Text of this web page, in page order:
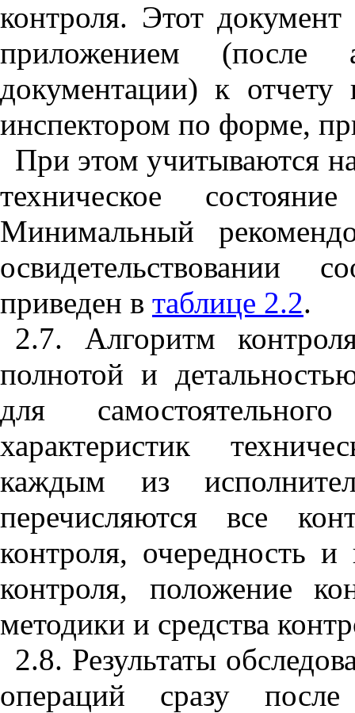
контроля. Этот
приложением (после
документации) к отчету
инспектором по форме,
При этом учитываются
техническое
Минимальный
освидетельствовании
приведен в таблице 2.2.
2.7. Алгоритм
полнотой и
для
характеристик
каждым из
перечисляются все
контроля, очередность
контроля, положение
методики и средства
2.8. Результаты
операций сразу